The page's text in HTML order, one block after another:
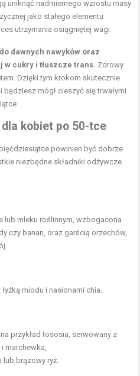
uniknąć nadmiernego wzrostu masy
jako stałego elementu
utrzymania osiągniętej wagi.
dawnych nawyków oraz
cukry i tłuszcze trans. Zdrowy
Dzięki tym krokom skutecznie
mógł cieszyć się trwałymi
dla kobiet po 50-tce
powinien być dobrze
niezbędne składniki odżywcze.
lub mleku roślinnym, wzbogacona
czy banan, oraz garścią orzechów,
miodu i nasionami chia.
przykład łososia, serwowany z
marchewka,
brązowy ryż.